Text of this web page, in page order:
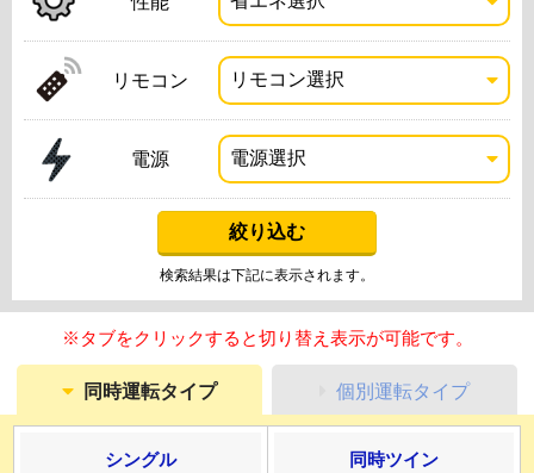
リモコン
電源
検索結果は下記に表示されます。
※タブをクリックすると切り替え表示が可能です。
同時運転タイプ 個別運転タイプ
シングル 同時ツイン